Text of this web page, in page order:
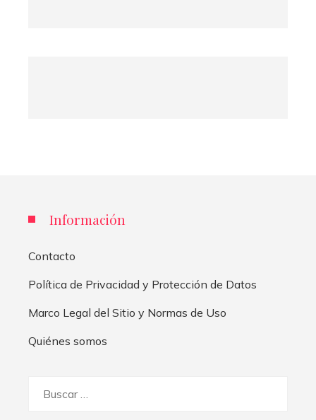
Información
Contacto
Política de Privacidad y Protección de Datos
Marco Legal del Sitio y Normas de Uso
Quiénes somos